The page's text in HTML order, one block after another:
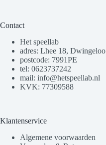
Contact
Het speellab
adres: Lhee 18, Dwingeloo
postcode: 7991PE
tel: 0623737242
mail: info@hetspeellab.nl
KVK: 77309588
Klantenservice
Algemene voorwaarden